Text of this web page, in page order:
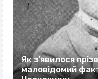
Як з’явилося
маловідомий